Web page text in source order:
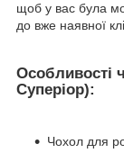
щоб у вас була
до вже наявної
Особливості
Суперіор):
Чохол для